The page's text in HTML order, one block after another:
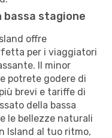
bassa stagione
offre
per i viaggiatori
Il minor
potrete godere di
brevi e tariffe di
della bassa
le bellezze naturali
Island al tuo ritmo,